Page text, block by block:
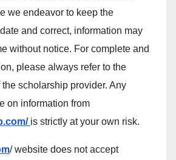
we endeavor to keep the
and correct, information may
without notice. For complete and
please always refer to the
scholarship provider. Any
on information from
is strictly at your own risk.
/ website does not accept